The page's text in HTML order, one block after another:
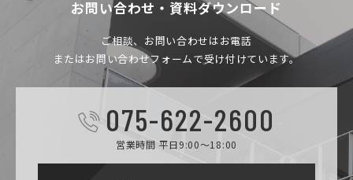
お問い合わせ・資料ダウンロード
ご相談、お問い合わせはお電話
またはお問い合わせフォームで受け付けています。
075-622-2600
営業時間 平日9:00～18:00